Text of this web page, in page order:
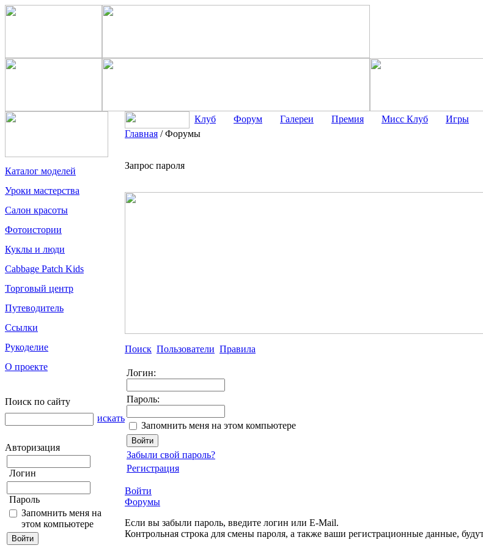
Каталог моделей
Уроки мастерства
Салон красоты
Фотоистории
Куклы и люди
Cabbage Patch Kids
Торговый центр
Путеводитель
Ссылки
Рукоделие
О проекте
Поиск по сайту
искать
Авторизация
Логин
Пароль
Запомнить меня на
этом компьютере
Клуб Форум Галереи Премия Мисс Клуб Игры
Главная /Форумы
Запрос пароля
Поиск Пользователи Правила
Логин:
Пароль:
Запомнить меня на этом компьютере
Забыли свой пароль?
Регистрация
Войти
Форумы
Если вы забыли пароль, введите логин или E-Mail.
Контрольная строка для смены пароля, а также ваши регистрационные данные,